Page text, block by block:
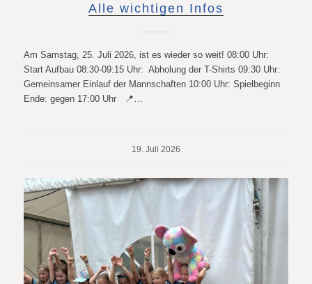
Alle wichtigen Infos
Am Samstag, 25. Juli 2026, ist es wieder so weit! 08:00 Uhr:
Start Aufbau 08:30-09:15 Uhr: Abholung der T-Shirts 09:30 Uhr:
Gemeinsamer Einlauf der Mannschaften 10:00 Uhr: Spielbeginn
Ende: gegen 17:00 Uhr 📍…
19. Juli 2026